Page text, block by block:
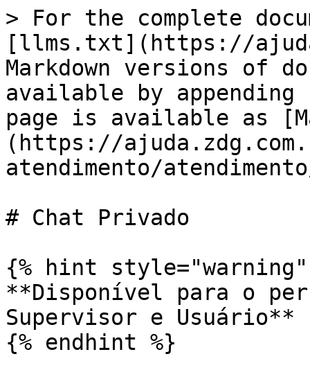
> For the complete
[llms.txt](https://
Markdown versions of
available by
page is available as
(https://
atendimento/
# Chat Privado
{% hint style="warning"
**Disponível para o
Supervisor e Usuário**
{% endhint %}